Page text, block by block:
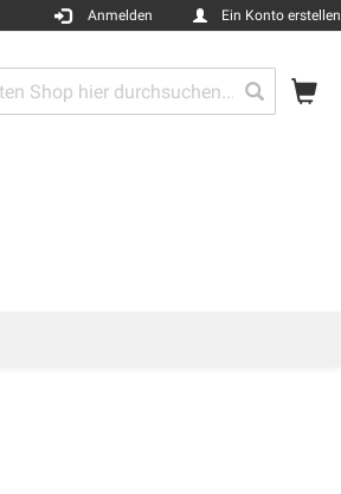
Anmelden Ein Konto erstellen